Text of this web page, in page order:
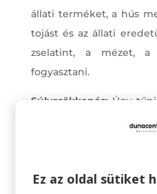
állati terméket, a hús
tojást és az állati
zselatint, a mézet, a
fogyasztani.
Súlycsökkenés:Úgy
nagyon hatékonyan
Bármilyen növényi
Ez az oldal sütiket